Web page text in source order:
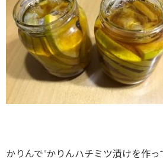
かりんで”かりんハチミツ漬けを作っ